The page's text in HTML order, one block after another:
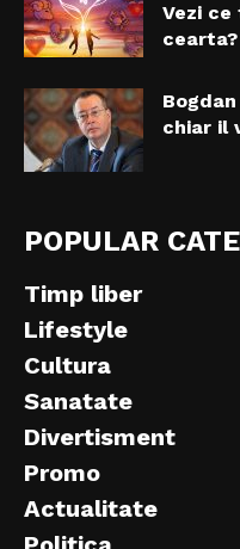
Vezi
cearta?
chiar il
POPULAR
Timp liber
Lifestyle
Cultura
Sanatate
Divertisment
Promo
Actualitate